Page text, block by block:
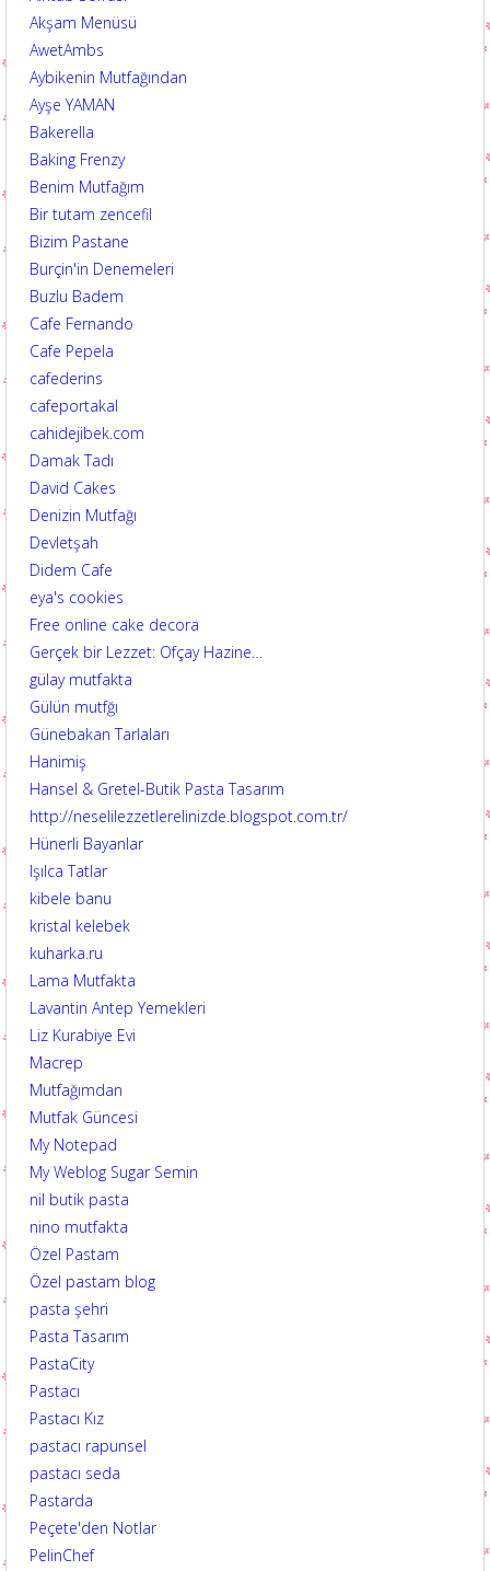
Akşam Menüsü
AwetAmbs
Aybikenin Mutfağından
Ayşe YAMAN
Bakerella
Baking Frenzy
Benim Mutfağım
Bir tutam zencefil
Bizim Pastane
Burçin'in Denemeleri
Buzlu Badem
Cafe Fernando
Cafe Pepela
cafederins
cafeportakal
cahidejibek.com
Damak Tadı
David Cakes
Denizin Mutfağı
Devletşah
Didem Cafe
eya's cookies
Free online cake decora
Gerçek bir Lezzet: Ofçay Hazine…
gülay mutfakta
Gülün mutfğı
Günebakan Tarlaları
Hanimiş
Hansel & Gretel-Butik Pasta Tasarım
http://neselilezzetlerelinizde.blogspot.com.tr/
Hünerli Bayanlar
Işılca Tatlar
kibele banu
kristal kelebek
kuharka.ru
Lama Mutfakta
Lavantin Antep Yemekleri
Liz Kurabiye Evi
Macrep
Mutfağımdan
Mutfak Güncesi
My Notepad
My Weblog Sugar Semin
nil butik pasta
nino mutfakta
Özel Pastam
Özel pastam blog
pasta şehri
Pasta Tasarım
PastaCity
Pastacı
Pastacı Kız
pastacı rapunsel
pastacı seda
Pastarda
Peçete'den Notlar
PelinChef